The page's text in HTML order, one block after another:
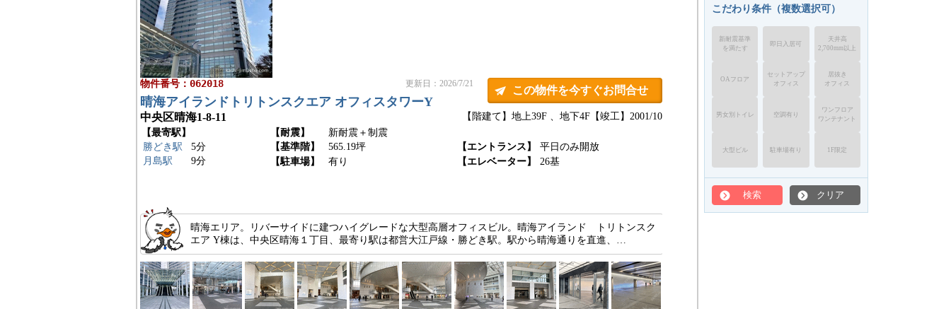
物件番号：062018 更新日：2026/7/21
この物件を今すぐお問合せ
晴海アイランドトリトンスクエア オフィスタワーY
中央区晴海1-8-11 【竣工】2001/10
【階建て】地上39F 、地下4F
【最寄駅】
勝どき駅
5分
月島駅
9分
【耐震】
新耐震＋制震
【基準階】
565.19坪 【エントランス】
平日のみ開放
【駐車場】
有り 【エレベーター】 26基
晴海エリア。リバーサイドに建つハイグレードな大型高層オフィスビル。晴海アイランド トリトンスク
エア Y棟は、中央区晴海１丁目、最寄り駅は都営大江戸線・勝どき駅。駅から晴海通りを直進、…
こだわり条件（複数選択可）
新耐震基準
を満たす
即日入居可
天井高
2,700mm以上
OAフロア
セットアップ
オフィス
居抜き
オフィス
男女別トイレ 空調有り
ワンフロア
ワンテナント
大型ビル 駐車場有り 1F限定
検索 クリア